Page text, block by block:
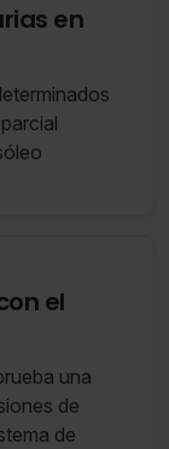
en
el
una
de
de